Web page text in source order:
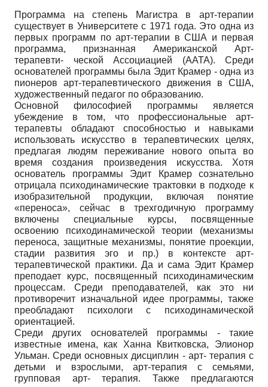
Программа на степень Магистра в арт-терапии
существует в Университете с 1971 года. Это одна из
первых программ по арт-терапии в США и первая
программа, признанная Американской Арт-
терапевти- ческой Ассоциацией (ААТА). Среди
основателей программы была Эдит Крамер - одна из
пионеров арт-терапевтического движения в США,
художественный педагог по образованию.
Основной философией программы является
убеждение в том, что профессиональные арт-
терапевты обладают способностью и навыками
использовать искусство в терапевтических целях,
предлагая людям переживание нового опыта во
время создания произведения искусства. Хотя
основатель программы Эдит Крамер сознательно
отрицала психодинамические трактовки в подходе к
изобразительной продукции, включая понятие
«переноса», сейчас в трехгодичную программу
включены специальные курсы, посвященные
освоению психодинамической теории (механизмы
переноса, защитные механизмы, понятие проекции,
стадии развития эго и пр.) в контексте арт-
терапевтической практики. Да и сама Эдит Крамер
преподает курс, посвященный психодинамическим
процессам. Среди преподавателей, как это ни
противоречит изначальной идее программы, также
преобладают психологи с психодинамической
ориентацией.
Среди других основателей программы - такие
известные имена, как Ханна Квитковска, Элионор
Ульман. Среди основных дисциплин - арт- терапия с
детьми и взрослыми, арт-терапия с семьями,
групповая арт- терапия. Также предлагаются